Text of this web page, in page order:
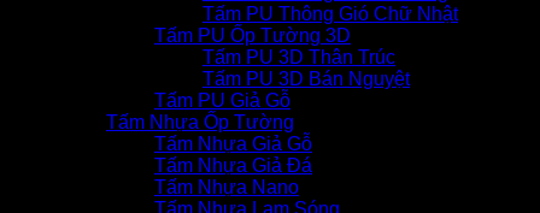
Tấm PU Thông Gió Chữ Nhật
Tấm PU Ốp Tường 3D
Tấm PU 3D Thân Trúc
Tấm PU 3D Bán Nguyệt
Tấm PU Giả Gỗ
Tấm Nhựa Ốp Tường
Tấm Nhựa Giả Gỗ
Tấm Nhựa Giả Đá
Tấm Nhựa Nano